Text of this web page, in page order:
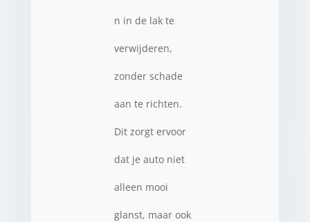
n in de lak te
verwijderen,
zonder schade
aan te richten.
Dit zorgt ervoor
dat je auto niet
alleen mooi
glanst, maar ook